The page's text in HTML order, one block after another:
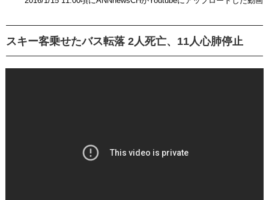
スキー客乗せたバス転落 2人死亡、11人心肺停止